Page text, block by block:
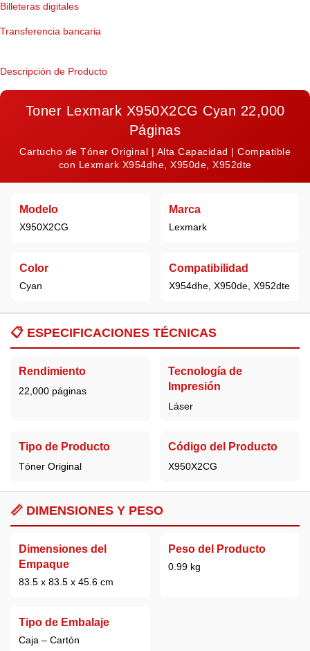
Billeteras digitales
Transferencia bancaria
Descripción de Producto
Toner Lexmark X950X2CG Cyan 22,000
Páginas
Cartucho de Tóner Original | Alta Capacidad | Compatible
con Lexmark X954dhe, X950de, X952dte
Modelo
X950X2CG
Marca
Lexmark
Color
Cyan
Compatibilidad
X954dhe, X950de, X952dte
📋 ESPECIFICACIONES TÉCNICAS
Rendimiento
22,000 páginas
Tecnología de
Impresión
Láser
Tipo de Producto
Tóner Original
Código del Producto
X950X2CG
📏 DIMENSIONES Y PESO
Dimensiones del
Empaque
83.5 x 83.5 x 45.6 cm
Peso del Producto
0.99 kg
Tipo de Embalaje
Caja – Cartón